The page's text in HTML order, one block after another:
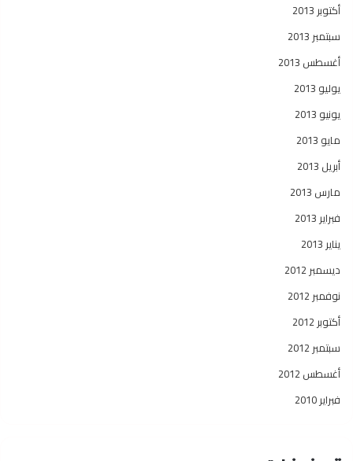
أكتوبر 2013
سبتمبر 2013
أغسطس 2013
يوليو 2013
يونيو 2013
مايو 2013
أبريل 2013
مارس 2013
فبراير 2013
يناير 2013
ديسمبر 2012
نوفمبر 2012
أكتوبر 2012
سبتمبر 2012
أغسطس 2012
فبراير 2010